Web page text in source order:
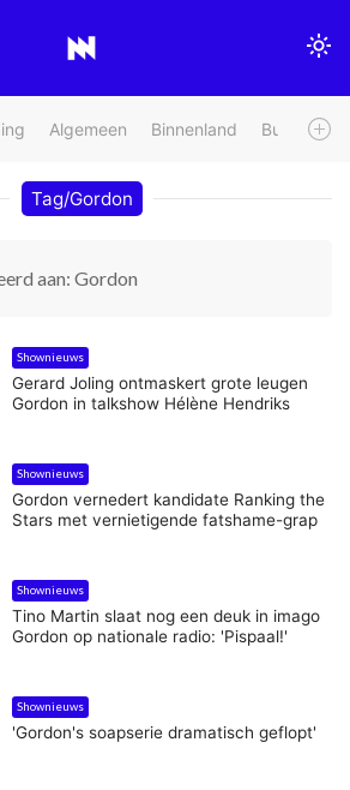
Algemeen Binnenland Buitenland
Tag/Gordon
aan: Gordon
Shownieuws
Gerard Joling ontmaskert grote leugen
Gordon in talkshow Hélène Hendriks
Shownieuws
Gordon vernedert kandidate Ranking the
Stars met vernietigende fatshame-grap
Shownieuws
Tino Martin slaat nog een deuk in imago
Gordon op nationale radio: 'Pispaal!'
Shownieuws
'Gordon's soapserie dramatisch geflopt'